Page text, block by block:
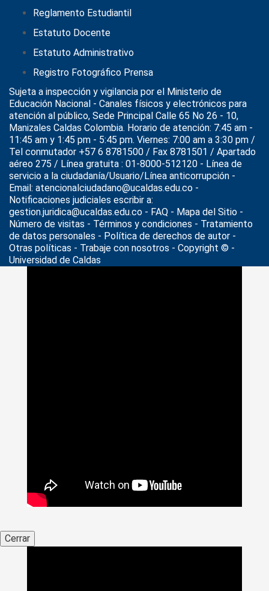
Reglamento Estudiantil
Estatuto Docente
Estatuto Administrativo
Registro Fotográfico Prensa
Sujeta a inspección y vigilancia por el Ministerio de
Educación Nacional - Canales físicos y electrónicos para
atención al público, Sede Principal Calle 65 No 26 - 10,
Manizales Caldas Colombia. Horario de atención: 7:45 am -
11:45 am y 1:45 pm - 5:45 pm. Viernes: 7:00 am a 3:30 pm /
Tel conmutador +57 6 8781500 / Fax 8781501 / Apartado
aéreo 275 / Línea gratuita : 01-8000-512120 - Línea de
servicio a la ciudadanía/Usuario/Línea anticorrupción -
Email: atencionalciudadano@ucaldas.edu.co -
Notificaciones judiciales escribir a:
gestion.juridica@ucaldas.edu.co - FAQ - Mapa del Sitio -
Número de visitas - Términos y condiciones - Tratamiento
de datos personales - Política de derechos de autor -
Otras políticas - Trabaje con nosotros - Copyright © -
Universidad de Caldas
Cerrar